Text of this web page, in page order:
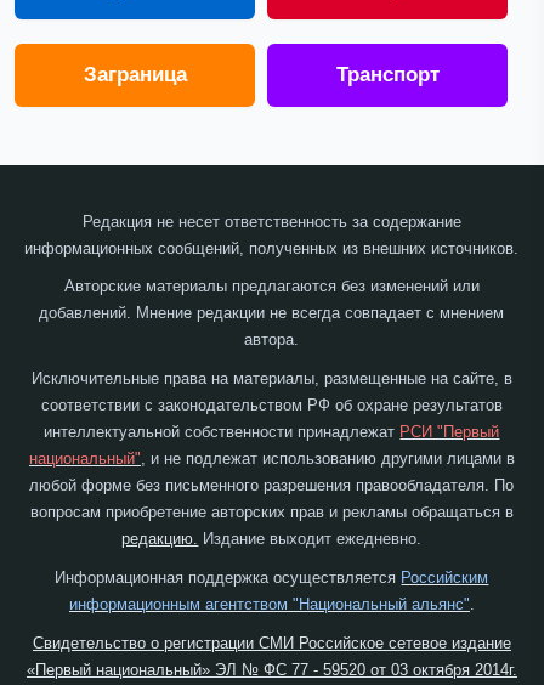
Заграница Транспорт
Редакция не несет ответственность за содержание
информационных сообщений, полученных из внешних источников.
Авторские материалы предлагаются без изменений или
добавлений. Мнение редакции не всегда совпадает с мнением
автора.
Исключительные права на материалы, размещенные на сайте, в
соответствии с законодательством РФ об охране результатов
интеллектуальной собственности принадлежат РСИ "Первый
национальный", и не подлежат использованию другими лицами в
любой форме без письменного разрешения правообладателя. По
вопросам приобретение авторских прав и рекламы обращаться в
редакцию. Издание выходит ежедневно.
Информационная поддержка осуществляется Российским
информационным агентством "Национальный альянс"
Свидетельство о регистрации СМИ Российское сетевое издание
«Первый национальный» ЭЛ № ФС 77 - 59520 от 03 октября 2014г.